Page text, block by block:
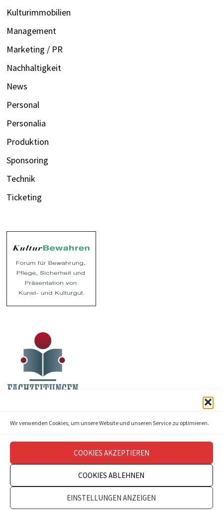
Wir verwenden Cookies, um unsere Website und unseren Service zu optimieren.
COOKIES AKZEPTIEREN
COOKIES ABLEHNEN
EINSTELLUNGEN ANZEIGEN
Kulturimmobilien
Management
Marketing / PR
Nachhaltigkeit
News
Personal
Personalia
Produktion
Sponsoring
Technik
Ticketing
Impressum
Datenschutz Kontakt